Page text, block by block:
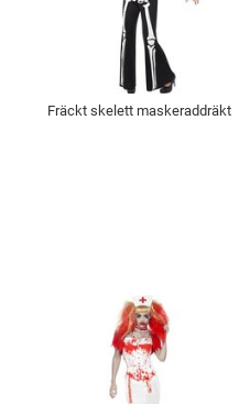
Fräckt skelett maskeraddräkt